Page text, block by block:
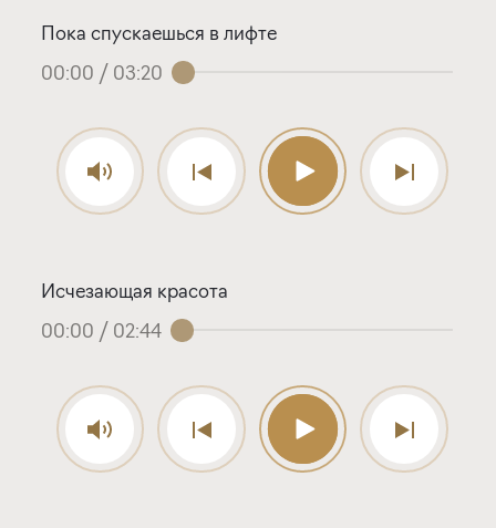
Пока спускаешься в лифте
00:00 / 03:20
Исчезающая красота
00:00 / 02:44